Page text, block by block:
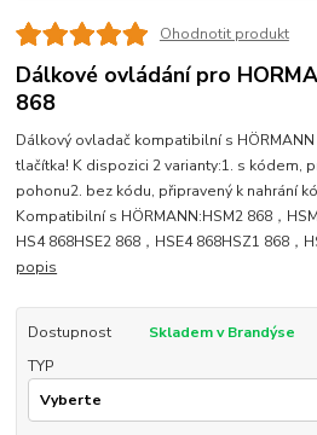
Ohodnotit produkt
Dálkové ovládání pro
868
Dálkový ovladač kompatibilní s HÖRMANN
tlačítka! K dispozici 2 varianty:1. s kódem,
pohonu2. bez kódu, připravený k nahrání
Kompatibilní s HÖRMANN:HSM2 868，
HS4 868HSE2 868，HSE4 868HSZ1 868，
popis
Dostupnost
Skladem v Brandýse
TYP